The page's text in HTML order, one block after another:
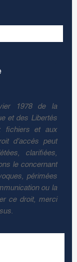
1978 de la
et des Libertés
fichiers et aux
d'accès peut
clarifiées,
le concernant
périmées
ou la
ce droit, merci